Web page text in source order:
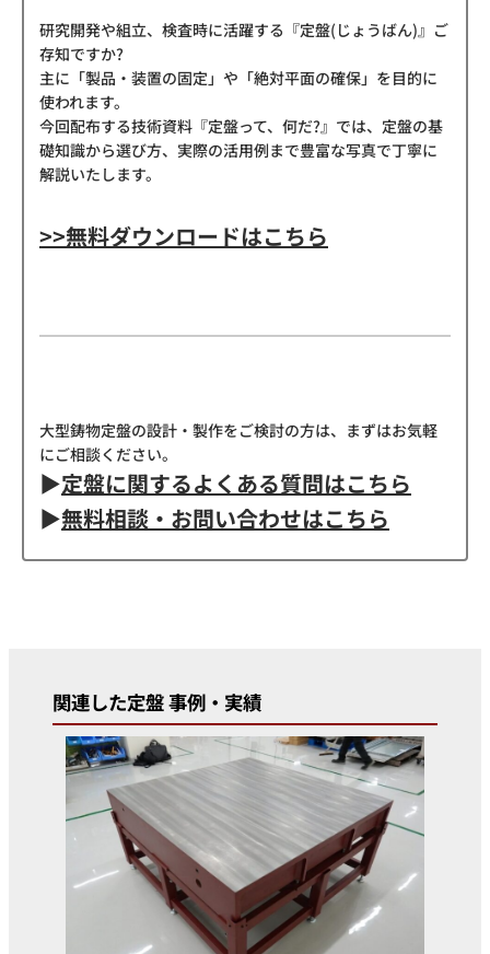
研究開発や組立、検査時に活躍する『定盤(じょうばん)』ご
存知ですか?
主に「製品・装置の固定」や「絶対平面の確保」を目的に
使われます。
今回配布する技術資料『定盤って、何だ?』では、定盤の基
礎知識から選び方、実際の活用例まで豊富な写真で丁寧に
解説いたします。
>>無料ダウンロードはこちら
大型鋳物定盤の設計・製作をご検討の方は、まずはお気軽
にご相談ください。
▶定盤に関するよくある質問はこちら
▶無料相談・お問い合わせはこちら
関連した定盤 事例・実績